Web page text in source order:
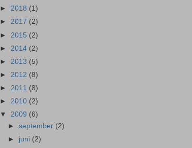
► 2018 (1)
► 2017 (2)
► 2015 (2)
► 2014 (2)
► 2013 (5)
► 2012 (8)
► 2011 (8)
► 2010 (2)
▼ 2009 (6)
► september (2)
► juni (2)